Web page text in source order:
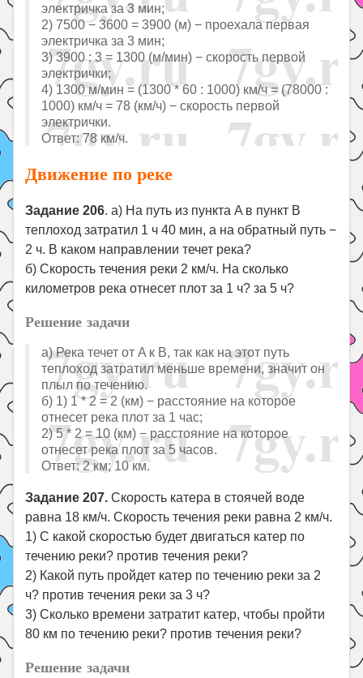
электричка за 3 мин;
2) 7500 − 3600 = 3900 (м) − проехала первая
электричка за 3 мин;
3) 3900 : 3 = 1300 (м/мин) − скорость первой
электрички;
4) 1300 м/мин = (1300 * 60 : 1000) км/ч = (78000 :
1000) км/ч = 78 (км/ч) − скорость первой
электрички.
Ответ: 78 км/ч.
Движение по реке
Задание 206. а) На путь из пункта A в пункт B
теплоход затратил 1 ч 40 мин, а на обратный путь −
2 ч. В каком направлении течет река?
б) Скорость течения реки 2 км/ч. На сколько
километров река отнесет плот за 1 ч? за 5 ч?
Решение задачи
а) Река течет от A к B, так как на этот путь
теплоход затратил меньше времени, значит он
плыл по течению.
б) 1) 1 * 2 = 2 (км) − расстояние на которое
отнесет река плот за 1 час;
2) 5 * 2 = 10 (км) − расстояние на которое
отнесет река плот за 5 часов.
Ответ: 2 км; 10 км.
Задание 207. Скорость катера в стоячей воде
равна 18 км/ч. Скорость течения реки равна 2 км/ч.
1) С какой скоростью будет двигаться катер по
течению реки? против течения реки?
2) Какой путь пройдет катер по течению реки за 2
ч? против течения реки за 3 ч?
3) Сколько времени затратит катер, чтобы пройти
80 км по течению реки? против течения реки?
Решение задачи